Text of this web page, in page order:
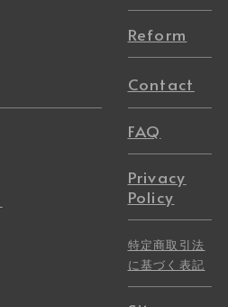
Reform
Contact
FAQ
Privacy
Policy
特定商取引法
に基づく表記